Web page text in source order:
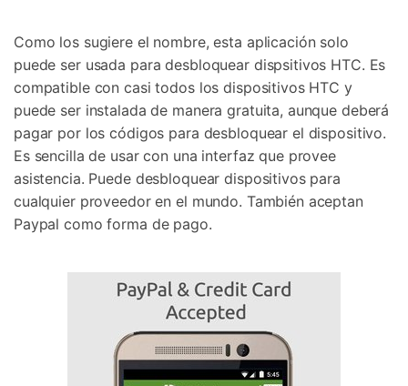
Como los sugiere el nombre, esta aplicación solo
puede ser usada para desbloquear dispsitivos HTC. Es
compatible con casi todos los dispositivos HTC y
puede ser instalada de manera gratuita, aunque deberá
pagar por los códigos para desbloquear el dispositivo.
Es sencilla de usar con una interfaz que provee
asistencia. Puede desbloquear dispositivos para
cualquier proveedor en el mundo. También aceptan
Paypal como forma de pago.